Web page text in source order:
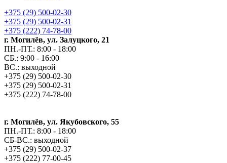
+375 (29) 500-02-30
+375 (29) 500-02-31
+375 (222) 74-78-00
г. Могилёв, ул. Залуцкого, 21
ПН.-ПТ.: 8:00 - 18:00
СБ.: 9:00 - 16:00
ВС.: выходной
+375 (29) 500-02-30
+375 (29) 500-02-31
+375 (222) 74-78-00
г. Могилёв, ул. Якубовского, 55
ПН.-ПТ.: 8:00 - 18:00
СБ-ВС.: выходной
+375 (29) 500-02-37
+375 (222) 77-00-45